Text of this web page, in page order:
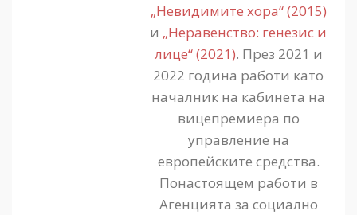
„Невидимите хора“ (2015)
и „Неравенство: генезис и
лице“ (2021). През 2021 и
2022 година работи като
началник на кабинета на
вицепремиера по
управление на
европейските средства.
Понастоящем работи в
Агенцията за социално